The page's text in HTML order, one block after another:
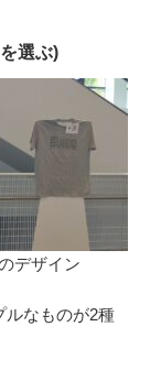
選ぶ)
デザイン
ルなものが2種